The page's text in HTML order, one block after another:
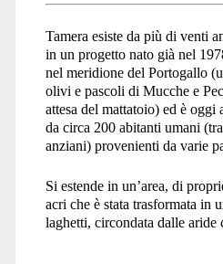
Tamera esiste da più di venti
in un progetto nato già nel
nel meridione del Portogallo
olivi e pascoli di Mucche e
attesa del mattatoio) ed è oggi
da circa 200 abitanti umani
anziani) provenienti da varie
Si estende in un’area, di
acri che è stata trasformata in
laghetti, circondata dalle aride